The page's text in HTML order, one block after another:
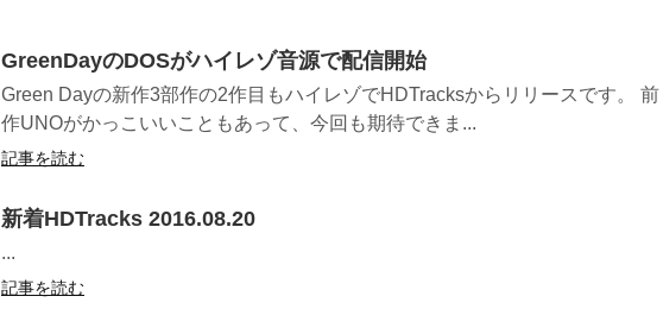
GreenDayのDOSがハイレゾ音源で配信開始
Green Dayの新作3部作の2作目もハイレゾでHDTracksからリリースです。 前
作UNOがかっこいいこともあって、今回も期待できま...
記事を読む
新着HDTracks 2016.08.20
...
記事を読む